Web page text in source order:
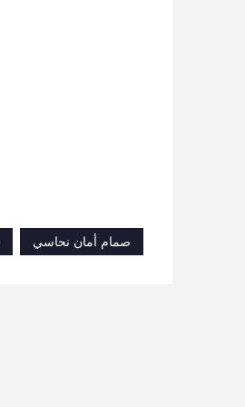
صمام أمان نحاسي